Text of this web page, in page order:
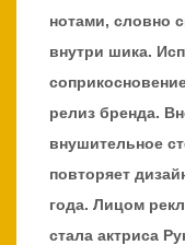
нотами, словно
внутри шика.
релиз бренда.
внушительное
повторяет
года. Лицом
стала актриса